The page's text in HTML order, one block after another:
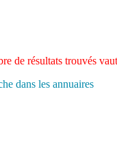
de résultats trouvés
dans les annuaires